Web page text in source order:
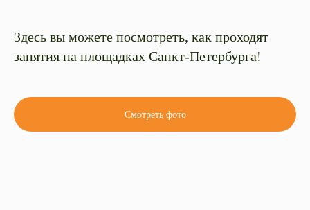
Здесь вы можете посмотреть, как проходят
занятия на площадках Санкт-Петербурга!
Смотреть фото